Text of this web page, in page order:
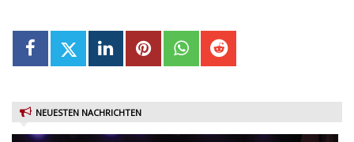
NEUESTEN NACHRICHTEN